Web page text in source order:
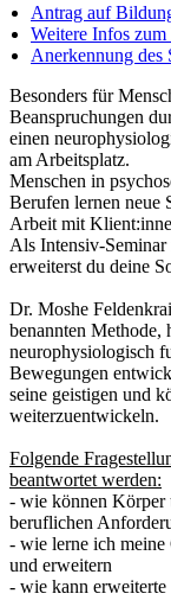
Antrag auf
Weitere Infos
Anerkennung des
Besonders für
Beanspruchungen
einen
am Arbeitsplatz.
Menschen in
Berufen lernen neue
Arbeit mit
Als Intensiv-
erweiterst du deine
Dr. Moshe
benannten Methode,
neurophysiologisch
Bewegungen
seine geistigen und
weiterzuentwickeln.
Folgende
beantwortet werden:
- wie können Körper
beruflichen
- wie lerne ich meine
und erweitern
- wie kann